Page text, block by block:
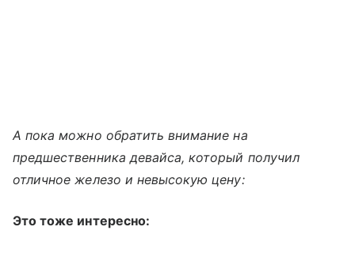
А пока можно обратить внимание на
предшественника девайса, который получил
отличное железо и невысокую цену:
Это тоже интересно: